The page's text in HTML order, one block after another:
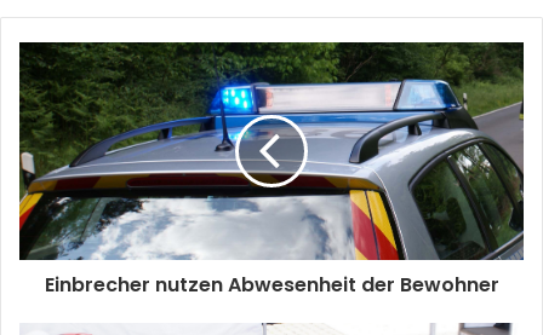
Einbrecher nutzen Abwesenheit der Bewohner